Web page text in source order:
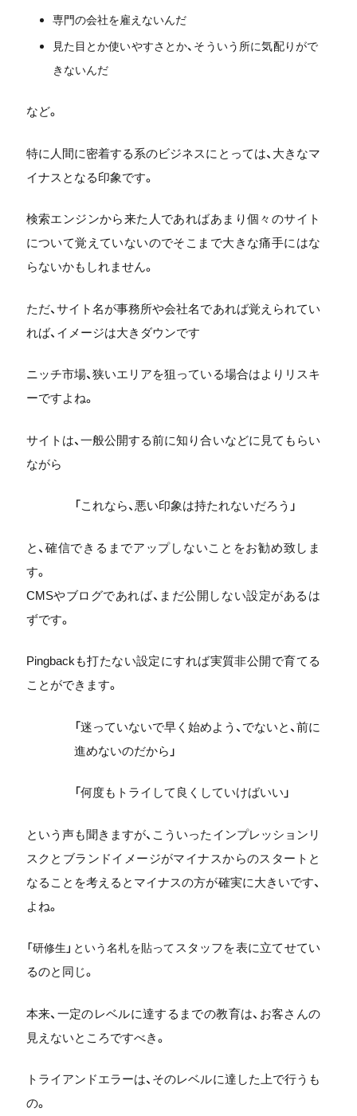
専門の会社を雇えないんだ
見た目とか使いやすさとか、そういう所に気配りがで
きないんだ
など。
特に人間に密着する系のビジネスにとっては、大きなマ
イナスとなる印象です。
検索エンジンから来た人であればあまり個々のサイト
について覚えていないのでそこまで大きな痛手にはな
らないかもしれません。
ただ、サイト名が事務所や会社名であれば覚えられてい
れば、イメージは大きダウンです
ニッチ市場、狭いエリアを狙っている場合はよりリスキ
ーですよね。
サイトは、一般公開する前に知り合いなどに見てもらい
ながら
「これなら、悪い印象は持たれないだろう」
と、確信できるまでアップしないことをお勧め致しま
す。
CMSやブログであれば、まだ公開しない設定があるは
ずです。
Pingbackも打たない設定にすれば実質非公開で育てる
ことができます。
「迷っていないで早く始めよう、でないと、前に
進めないのだから」
「何度もトライして良くしていけばいい」
という声も聞きますが、こういったインプレッションリ
スクとブランドイメージがマイナスからのスタートと
なることを考えるとマイナスの方が確実に大きいです、
よね。
「研修生」という名札を貼って スタッフを表に立てせてい
るのと同じ。
本来、一定のレベルに達するまでの教育は、お客さんの
見えないところですべき。
トライアンドエラーは、そのレベルに達した上で行うも
の。